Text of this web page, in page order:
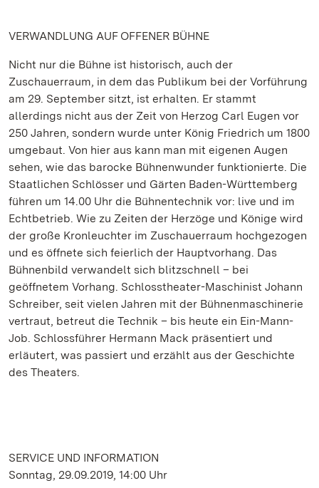
VERWANDLUNG AUF OFFENER BÜHNE
Nicht nur die Bühne ist historisch, auch der
Zuschauerraum, in dem das Publikum bei der Vorführung
am 29. September sitzt, ist erhalten. Er stammt
allerdings nicht aus der Zeit von Herzog Carl Eugen vor
250 Jahren, sondern wurde unter König Friedrich um 1800
umgebaut. Von hier aus kann man mit eigenen Augen
sehen, wie das barocke Bühnenwunder funktionierte. Die
Staatlichen Schlösser und Gärten Baden-Württemberg
führen um 14.00 Uhr die Bühnentechnik vor: live und im
Echtbetrieb. Wie zu Zeiten der Herzöge und Könige wird
der große Kronleuchter im Zuschauerraum hochgezogen
und es öffnete sich feierlich der Hauptvorhang. Das
Bühnenbild verwandelt sich blitzschnell – bei
geöffnetem Vorhang. Schlosstheater-Maschinist Johann
Schreiber, seit vielen Jahren mit der Bühnenmaschinerie
vertraut, betreut die Technik – bis heute ein Ein-Mann-
Job. Schlossführer Hermann Mack präsentiert und
erläutert, was passiert und erzählt aus der Geschichte
des Theaters.
SERVICE UND INFORMATION
Sonntag, 29.09.2019, 14:00 Uhr